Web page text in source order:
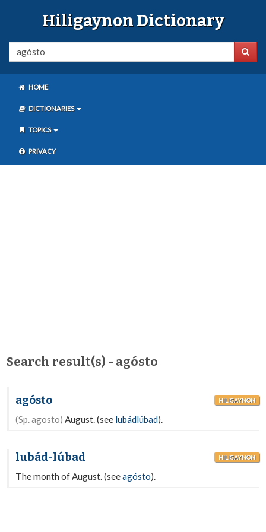
Hiligaynon Dictionary
HOME
DICTIONARIES
TOPICS
PRIVACY
Search result(s) - agósto
agósto HILIGAYNON
(Sp. agosto) August. (see lubádlúbad).
lubád-lúbad HILIGAYNON
The month of August. (seeagósto).